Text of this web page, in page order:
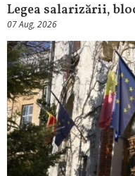
Legea salarizării,
07 Aug, 2026